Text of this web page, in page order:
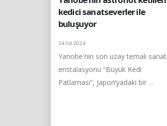
kedici sanatseverler ile
buluşuyor
24.04.2024
Yanobe'nin son uzay temalı sanat
enstalasyonu “Büyük Kedi
Patlaması”, Japon’yadaki bir ...